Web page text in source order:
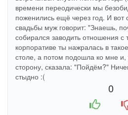
времени переодически мы
поженились ещё через год. И вот
свадьбы муж говорит: "Знаешь,
собирался заводить отношения
корпоративе ты нажралась в
столе, а потом подошла ко мне и,
сторону, сказала: "Пойдём?"
стыдно :(
0